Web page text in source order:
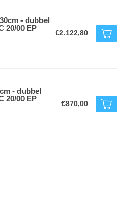
- dubbel
20/00 EP
€2.122,80
- dubbel
20/00 EP
€870,00